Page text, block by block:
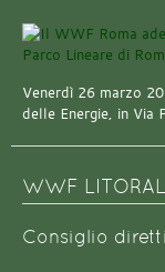
Venerdì 26 marzo
delle Energie, in Via
WWF
Consiglio